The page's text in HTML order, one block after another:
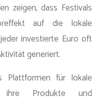
zeigen, dass Festivals
auf die lokale
investierte Euro oft
generiert.
Plattformen für lokale
ihre Produkte und